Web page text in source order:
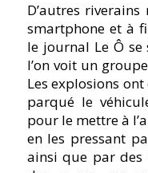
D’autres
smartphone et à
le journal Le Ô
l’on voit un
Les explosions
parqué le
pour le mettre à
en les pressant
ainsi que par des